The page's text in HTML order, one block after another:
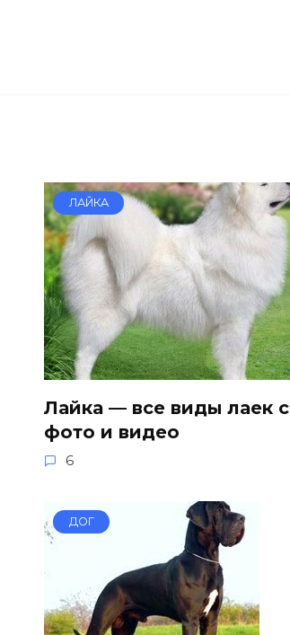
ЛАЙКА
Лайка — все виды лаек с
фото и видео
6
ДОГ